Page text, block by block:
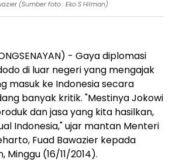
(Sumber foto : Eko S Hilman)
- Gaya diplomasi
di luar negeri yang mengajak
masuk ke Indonesia secara
banyak kritik. "Mestinya Jokowi
dan jasa yang kita hasilkan,
Indonesia," ujar mantan Menteri
Fuad Bawazier kepada
(16/11/2014).